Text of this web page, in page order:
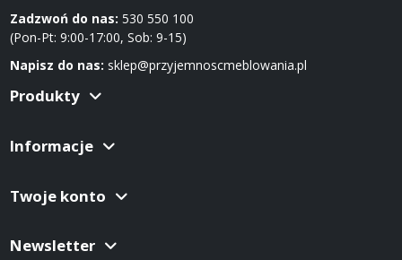
Zadzwoń do nas: 530 550 100
(Pon-Pt: 9:00-17:00, Sob: 9-15)
Napisz do nas: sklep@przyjemnoscmeblowania.pl
Produkty
Informacje
Twoje konto
Newsletter